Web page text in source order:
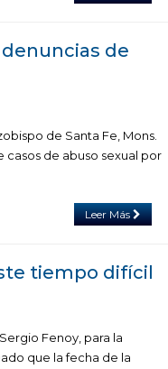
denuncias de
de Santa Fe, Mons.
casos de abuso sexual por
Leer Más
tiempo difícil
Fenoy, para la
que la fecha de la